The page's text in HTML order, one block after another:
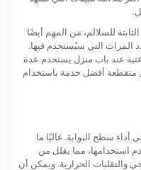
للسلالم، من المهم أيضًا
المرات التي سيُستخدم فيها.
عند باب منزل يستخدم عدة
متقطعة أفضل خدمة باستخدام
سطح البوابة. غالبًا ما
استخدامها، مما يقلل من
والتقلبات الحرارية. ويمكن أن